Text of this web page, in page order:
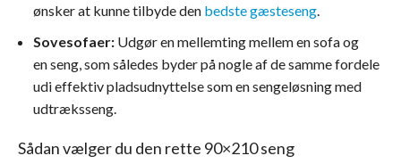
ønsker at kunne tilbyde den bedste gæsteseng.
Sovesofaer: Udgør en mellemting mellem en sofa og
en seng, som således byder på nogle af de samme fordele
udi effektiv pladsudnyttelse som en sengeløsning med
udtræksseng.
Sådan vælger du den rette 90×210 seng